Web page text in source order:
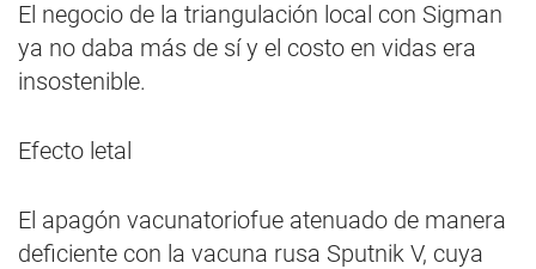
El negocio de la triangulación local con Sigman
ya no daba más de sí y el costo en vidas era
insostenible.
Efecto letal
El apagón vacunatoriofue atenuado de manera
deficiente con la vacuna rusa Sputnik V, cuya